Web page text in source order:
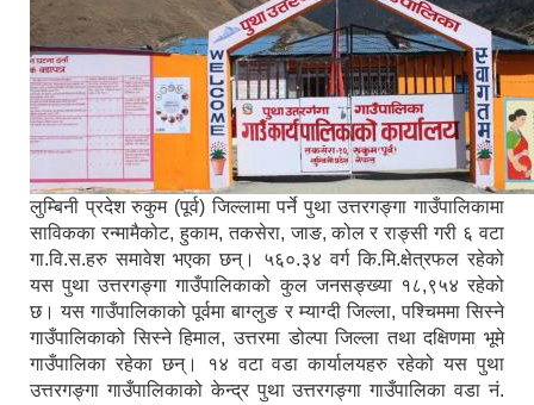
लुम्बिनी प्रदेश रुकुम (पूर्व) जिल्लामा पर्ने पुथा उत्तरगङ्गा गाउँपालिकामा
साविकका रन्मामैकोट, हुकाम, तकसेरा, जाङ, कोल र राङ्सी गरी ६ वटा
गा.वि.स.हरु समावेश भएका छन्। ५६०.३४ वर्ग कि.मि.क्षेत्रफल रहेको
यस पुथा उत्तरगङ्गा गाउँपालिकाको कुल जनसङ्ख्या १८,९५४ रहेको
छ। यस गाउँपालिकाको पूर्वमा बाग्लुङ र म्याग्दी जिल्ला, पश्चिममा सिस्ने
गाउँपालिकाको सिस्ने हिमाल, उत्तरमा डोल्पा जिल्ला तथा दक्षिणमा भूमे
गाउँपालिका रहेका छन्। १४ वटा वडा कार्यालयहरु रहेको यस पुथा
उत्तरगङ्गा गाउँपालिकाको केन्द्र पुथा उत्तरगङ्गा गाउँपालिका वडा नं.